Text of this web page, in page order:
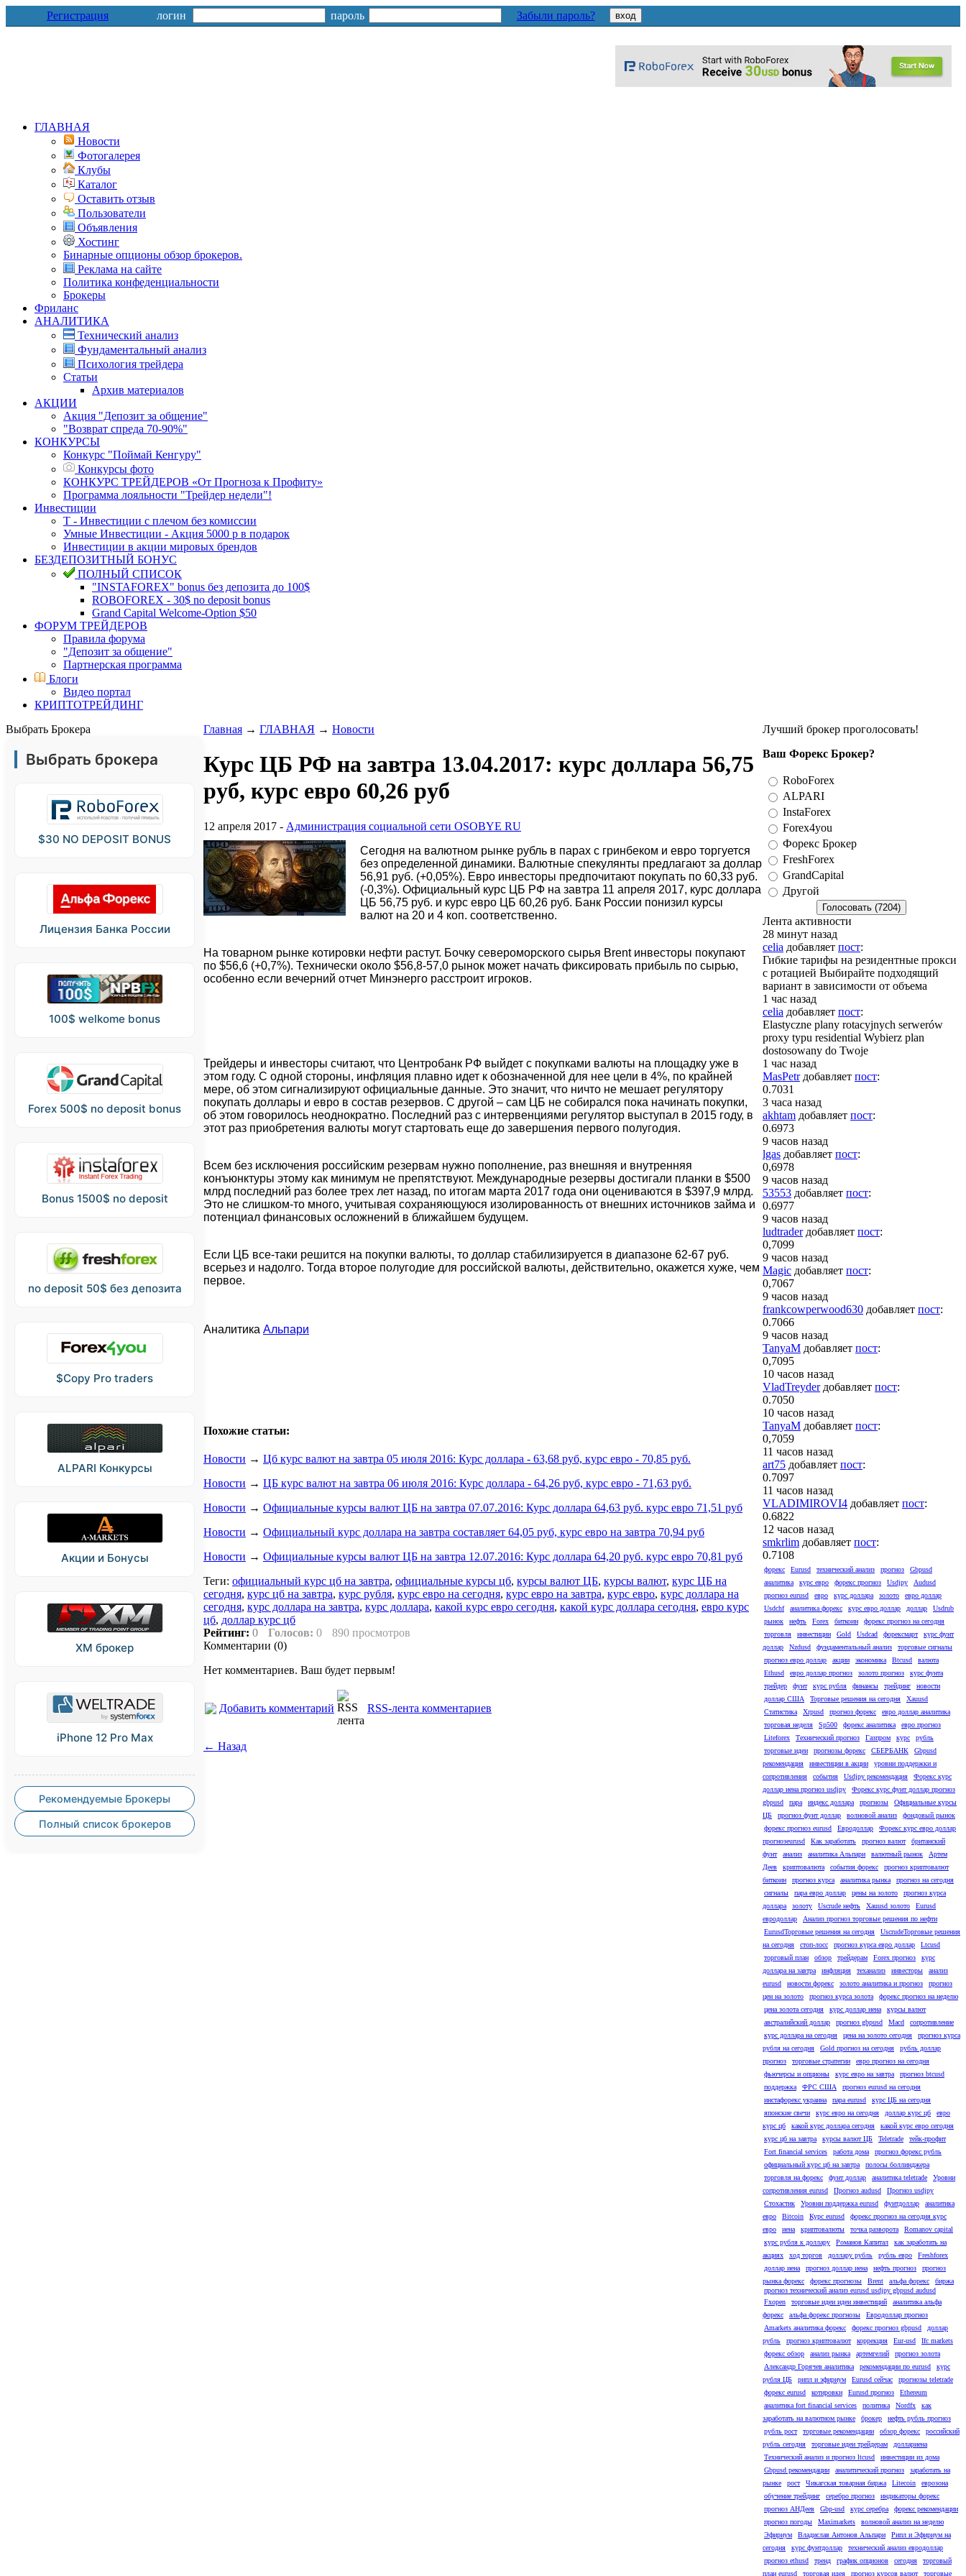
Регистрация логин пароль Забыли пароль?
ГЛАВНАЯ
Новости
Фотогалерея
Клубы
Каталог
Оставить отзыв
Пользователи
Объявления
Хостинг
Бинарные опционы обзор брокеров.
Реклама на сайте
Политика конфеденциальности
Брокеры
Фриланс
АНАЛИТИКА
Технический анализ
Фундаментальный анализ
Психология трейдера
Статьи
Архив материалов
АКЦИИ
Акция "Депозит за общение"
"Возврат спреда 70-90%"
КОНКУРСЫ
Конкурс "Поймай Кенгуру"
Конкурсы фото
КОНКУРС ТРЕЙДЕРОВ «От Прогноза к Профиту»
Программа лояльности "Трейдер недели"!
Инвестиции
Т - Инвестиции с плечом без комиссии
Умные Инвестиции - Акция 5000 р в подарок
Инвестиции в акции мировых брендов
БЕЗДЕПОЗИТНЫЙ БОНУС
ПОЛНЫЙ СПИСОК
"INSTAFOREX" bonus без депозита до 100$
ROBOFOREX - 30$ no deposit bonus
Grand Capital Welcome-Option $50
ФОРУМ ТРЕЙДЕРОВ
Правила форума
"Депозит за общение"
Партнерская программа
Блоги
Видео портал
КРИПТОТРЕЙДИНГ
Выбрать Брокера
Выбрать брокера
$30 NO DEPOSIT BONUS
Лицензия Банка России
100$ welkome bonus
Forex 500$ no deposit bonus
Bonus 1500$ no deposit
no deposit 50$ без депозита
$Copy Pro traders
ALPARI Конкурсы
Акции и Бонусы
XM брокер
iPhone 12 Pro Max
Рекомендуемые Брокеры
Полный список брокеров
Главная → ГЛАВНАЯ → Новости
Курс ЦБ РФ на завтра 13.04.2017: курс доллара 56,75
руб, курс евро 60,26 руб
12 апреля 2017 - Администрация социальной сети OSOBYE RU
Сегодня на валютном рынке рубль в парах с гринбеком и евро торгуется
без определенной динамики. Валютные спекулянты предлагают за доллар
56,91 руб. (+0,05%). Евро инвесторы предпочитают покупать по 60,33 руб.
(-0,3%). Официальный курс ЦБ РФ на завтра 11 апреля 2017, курс доллара
ЦБ 56,75 руб. и курс евро ЦБ 60,26 руб. Банк России понизил курсы
валют на 20 и 4 коп. соответственно.
На товарном рынке котировки нефти растут. Бочку североморского сырья Brent инвесторы покупают
по $56,6 (+0,7%). Технически около $56,8-57,0 рынок может начать фиксировать прибыль по сырью,
особенно если вечерний отчет Минэнерго расстроит игроков.
Трейдеры и инвесторы считают, что Центробанк РФ выйдет с покупками валюты на площадку уже в
этом году. С одной стороны, инфляция плавно идет к обозначенной для нее цели в 4%, по крайней
мере, об этом сигнализируют официальные данные. Это значит, что ничто не мешает регулятору
покупать доллары и евро в состав резервов. С другой – сам ЦБ не собирался пока начинать покупки,
об этом говорилось неоднократно. Последний раз с интервенциями регулятор выступал в 2015 году, в
этот раз приобретения валюты могут стартовать еще до завершения первого полугодия.
Всем без исключения российским резервам нужно пополнение, раз внешняя и внутренняя
конъюнктуры этому как минимум не препятствуют. Международные резервы достигали планки в $500
млрд последний раз более трех лет назад, по итогам марта 2017 года они оцениваются в $397,9 млрд.
Это не слишком-то много, учитывая сохраняющуюся изолированность от внешних источников займа и
потенциал финансовых осложнений в ближайшем будущем.
Если ЦБ все-таки решится на покупки валюты, то доллар стабилизируется в диапазоне 62-67 руб.
всерьез и надолго. Тогда второе полугодие для российской валюты, действительно, окажется хуже, чем
первое.
Аналитика Альпари
Похожие статьи:
Новости → Цб курс валют на завтра 05 июля 2016: Курс доллара - 63,68 руб, курс евро - 70,85 руб.
Новости → ЦБ курс валют на завтра 06 июля 2016: Курс доллара - 64,26 руб, курс евро - 71,63 руб.
Новости → Официальные курсы валют ЦБ на завтра 07.07.2016: Курс доллара 64,63 руб. курс евро 71,51 руб
Новости → Официальный курс доллара на завтра составляет 64,05 руб, курс евро на завтра 70,94 руб
Новости → Официальные курсы валют ЦБ на завтра 12.07.2016: Курс доллара 64,20 руб. курс евро 70,81 руб
Теги: официальный курс цб на завтра, официальные курсы цб, курсы валют ЦБ, курсы валют, курс ЦБ на
сегодня, курс цб на завтра, курс рубля, курс евро на сегодня, курс евро на завтра, курс евро, курс доллара на
сегодня, курс доллара на завтра, курс доллара, какой курс евро сегодня, какой курс доллара сегодня, евро курс
цб, доллар курс цб
Рейтинг: 0 Голосов: 0
890 просмотров
Комментарии (0)
Нет комментариев. Ваш будет первым!
Добавить комментарий RSS-лента комментариев
← Назад
Лучший брокер проголосовать!
Ваш Форекс Брокер?
RoboForex
ALPARI
InstaForex
Forex4you
Форекс Брокер
FreshForex
GrandCapital
Другой
Лента активности
28 минут назад
celia добавляет пост:
Гибкие тарифы на резидентные прокси
с ротацией Выбирайте подходящий
вариант в зависимости от объема
1 час назад
celia добавляет пост:
Elastyczne plany rotacyjnych serwerów
proxy typu residential Wybierz plan
dostosowany do Twoje
1 час назад
MasPetrдобавляет пост:
0.7031
3 часа назад
akhtam добавляет пост:
0.6973
9 часов назад
lgas добавляет пост:
0,6978
9 часов назад
53553 добавляет пост:
0.6977
9 часов назад
ludtraderдобавляет пост:
0,7099
9 часов назад
Magic добавляет пост:
0,7067
9 часов назад
frankcowperwood630 добавляет пост:
0.7066
9 часов назад
TanyaM добавляет пост:
0,7095
10 часов назад
VladTreyderдобавляет пост:
0.7050
10 часов назад
TanyaM добавляет пост:
0,7059
11 часов назад
art75 добавляет пост:
0.7097
11 часов назад
VLADIMIROVI4 добавляет пост:
0.6822
12 часов назад
smkrlim добавляет пост:
0.7108
форекс Eurusd технический анализ прогноз
Gbpusd
аналитика
курс евро форекс прогноз Usdjpy
Audusd
прогноз eurusd
евро курс доллара золото
евро доллар
Usdchf
аналитика форекс курс евро доллар доллар
Usdrub
рынок
нефть Forex биткоин
форекс прогноз на сегодня
торговля
инвестиции Gold Usdcad форексмарт
курс фунт
доллар
Nzdusd фундаментальный анализ
торговые сигналы
прогноз евро доллар
акции экономика Btcusd
валюта
Ethusd
евро доллар прогноз золото прогноз
курс фунта
трейдер
фунт курс рубля финансы трейдинг
новости
доллар США
Торговые решения на сегодня
Xauusd
Статистика
Xrpusd прогноз форекс
евро доллар аналитика
торговая неделя
Sp500 форекс аналитика
евро прогноз
Liteforex
Технический прогноз Газпром курс
рубль
торговые идеи
прогнозы форекс СБЕРБАНК
Gbpusd
рекомендация
инвестиции в акции
уровни поддержки и
сопротивления
события Usdjpy рекомендация
Форекс курс
доллар иена прогноз usdjpy
Форекс курс фунт доллар прогноз
gbpusd
пара индекс доллара прогнозы
Официальные курсы
ЦБ
прогноз фунт доллар волновой анализ
фондовый рынок
форекс прогноз eurusd
Евродоллар
Форекс курс евро доллар
прогнозeurusd
Как заработать прогноз валют
британский
фунт
анализ аналитика Альпари валютный рынок
Артем
Деев
криптовалюта события форекс
прогноз криптовалют
биткоин
прогноз курса аналитика рынка
прогноз на сегодня
сигналы
пара евро доллар цены на золото
прогноз курса
доллара
золоту Uscrude нефть Xauusd золото
Eurusd
евродоллар
Анализ прогноз торговые решения по нефти
EurusdТорговые решения на сегодня
UscrudeТорговые решения
на сегодня
стоп-лосс прогноз курса евро доллар
Ltcusd
торговый план
обзор трейдерам Forex прогноз
курс
доллара на завтра
инфляция теханализ инвесторы
анализ
eurusd
новости форекс золото аналитика и прогноз
прогноз
цен на золото
прогноз курса золота
форекс прогноз на неделю
цена золота сегодня
курс доллар иена
курсы валют
австралийский доллар
прогноз gbpusd Macd
сопротивление
курс доллара на сегодня
цена на золото сегодня
прогноз курса
рубля на сегодня
Gold прогноз на сегодня
рубль доллар
прогноз
торговые стратегии
евро прогноз на сегодня
фьючерсы и опционы
курс евро на завтра
прогноз btcusd
поддержка
ФРС США
прогноз eurusd на сегодня
инстафорекс украина
пара eurusd
курс ЦБ на сегодня
японские свечи
курс евро на сегодня доллар курс цб
евро
курс цб
какой курс доллара сегодня
какой курс евро сегодня
курс цб на завтра
курсы валют ЦБ Teletrade
тейк-профит
Fort financial services
работа дома
прогноз форекс рубль
официальный курс цб на завтра
полосы боллинджера
торговля на форекс
фунт доллар аналитика teletrade
Уровни
сопротивления eurusd
Прогноз audusd
Прогноз usdjpy
Стохастик
Уровни поддержка eurusd фунтдоллар
аналитика
евро
Bitcoin Курс eurusd
форекс прогноз на сегодня курс
евро
иена криптовалюты точка разворота
Romanov capital
курс рубля к доллару
Романов Капитал
как заработать на
акциях
ход торгов доллару рубль рубль евро
Freshforex
доллар иена
прогноз доллар иена нефть прогноз
прогноз
рынка форекс
форекс прогнозы Brent альфа форекс
биржа
прогноз технический анализ eurusd usdjpy gbpusd audusd
Fxopen
торговые идеи идеи инвестиций
аналитика альфа
форекс
альфа форекс прогнозы
Евродоллар прогноз
Amarkets аналитика форекс
форекс прогноз gbpusd
доллар
рубль
прогноз криптовалют коррекция Eur-usd
Ifc markets
форекс обзор
анализ рынка артемгелий
прогноз золота
Александр Горячев аналитика
рекомендации по eurusd
курс
рубля ЦБ
рипл и эфириум Eurusd сейчас
прогнозы teletrade
форекс eurusd
котировки Eurusd прогноз
Ethereum
аналитика fort financial services
политика Nordfx
как
заработать на валютном рынке
брокер
нефть рубль прогноз
рубль рост
торговые рекомендации обзор форекс
российский
рубль сегодня
торговые идеи трейдерам
доллариена
Технический анализ и прогноз ltcusd
инвестиции из дома
Gbpusd рекомендации
аналитический прогноз
заработать на
рынке
рост Чикагская товарная биржа Litecoin
еврозона
обучение трейдинг
серебро прогноз
индикаторы форекс
прогноз АНДеев
Gbp-usd курс серебра
форекс рекомендации
прогноз погоды
Maximarkets
волновой анализ на неделю
Эфириум
Владислав Антонов Альпари
Рипл и Эфириум на
сегодня
курс фунтдоллар
технический анализ евродоллар
прогноз ethusd
тренд график опционов сегодня
торговый
план eurusd
торговая идея прогноз курсов валют торговые